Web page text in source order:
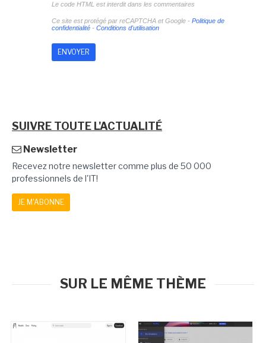
Le code HTML est interdit dans les commentaires
Ce site est protégé par reCAPTCHA et Google - Politique de
confidentialité- Conditions d'utilisation
SUIVRE TOUTE L'ACTUALITÉ
Newsletter
Recevez notre newsletter comme plus de 50 000
professionnels de l'IT!
JE M'ABONNE
SUR LE MÊME THÈME